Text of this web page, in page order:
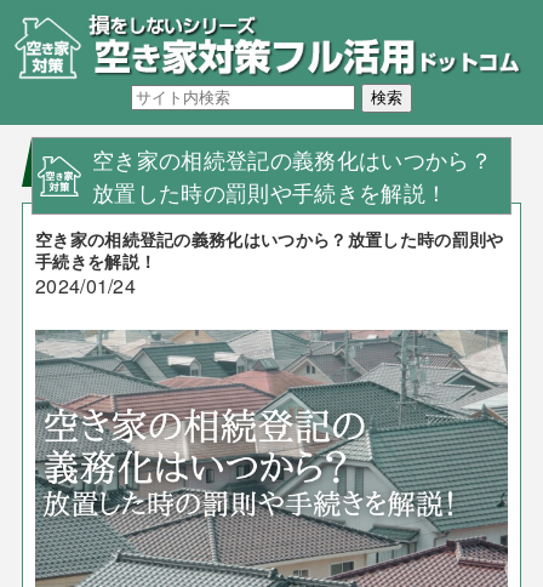
空き家の相続登記の義務化はいつから？
放置した時の罰則や手続きを解説！
空き家の相続登記の義務化はいつから？放置した時の罰則や
手続きを解説！
2024/01/24